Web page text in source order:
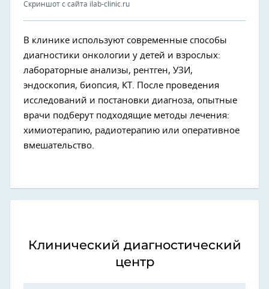
Скриншот с сайта ilab-clinic.ru
В клинике используют современные способы
диагностики онкологии у детей и взрослых:
лабораторные анализы, рентген, УЗИ,
эндоскопия, биопсия, КТ. После проведения
исследований и постановки диагноза, опытные
врачи подберут подходящие методы лечения:
химиотерапию, радиотерапию или оперативное
вмешательство.
Клинический диагностический
центр